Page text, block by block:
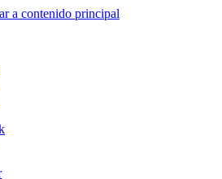
a contenido principal